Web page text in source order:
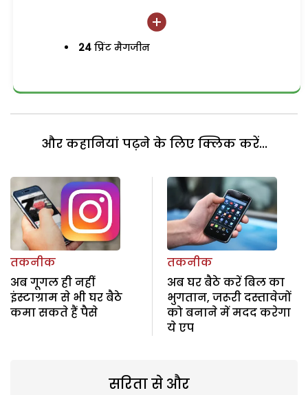
24 प्रिंट मैगजीन
और कहानियां पढ़ने के लिए क्लिक करें...
तकनीक
अब गूगल ही नहीं
इंस्टाग्राम से भी घर बैठे
कमा सकते हैं पैसे
तकनीक
अब घर बैठे करें बिल का
भुगतान, जरूरी दस्तावेजों
को बनाने में मदद करेगा
ये एप
सरिता से और